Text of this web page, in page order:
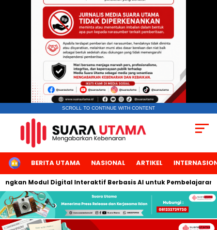
SCROLL TO CONTINUE WITH CONTENT
HOMEBERITA UTAMA NASIONAL ARTIKEL
Modul Digital Interaktif Berbasis AI untuk Pembelajaran